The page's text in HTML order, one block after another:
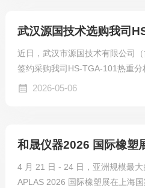
近日，武汉市源国技术有限公司
签约采购我司HS-TGA-101热重分
新技术开发区保税光电子产业园
2026-05-06
4 月 21 日 - 24 日，亚洲规模最
APLAS 2026 国际橡塑展在上海国